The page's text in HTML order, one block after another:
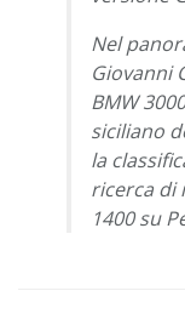
Nel
Giovanni
BMW
siciliano
la
ricerca di
1400 su